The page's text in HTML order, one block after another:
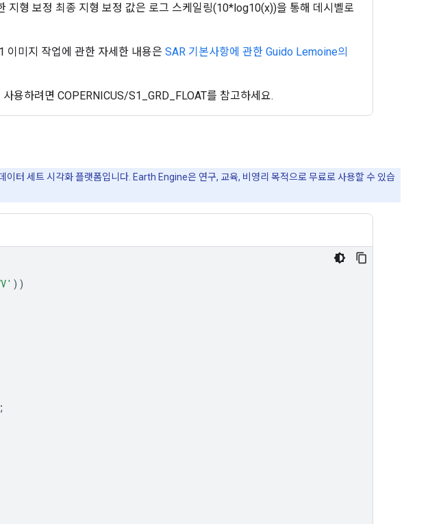
지형 보정 최종 지형 보정 값은 로그 스케일링(10*log10(x))을 통해 데시벨로
이미지 작업에 관한 자세한 내용은 SAR 기본사항에 관한 Guido Lemoine의
용하려면 COPERNICUS/S1_GRD_FLOAT를 참고하세요.
터 세트 시각화 플랫폼입니다. Earth Engine은 연구, 교육, 비영리 목적으로 무료로 사용할 수 있습
))